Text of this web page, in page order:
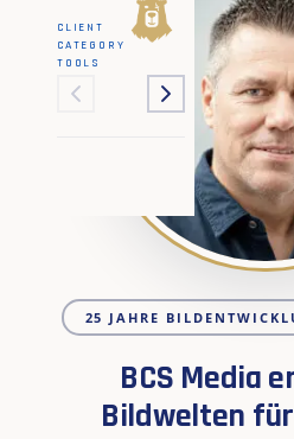
CLIENT
CATEGORY
TOOLS
25 JAHRE
BCS Media
Bildwelten